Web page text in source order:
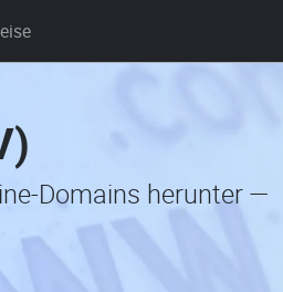
Domains herunter —